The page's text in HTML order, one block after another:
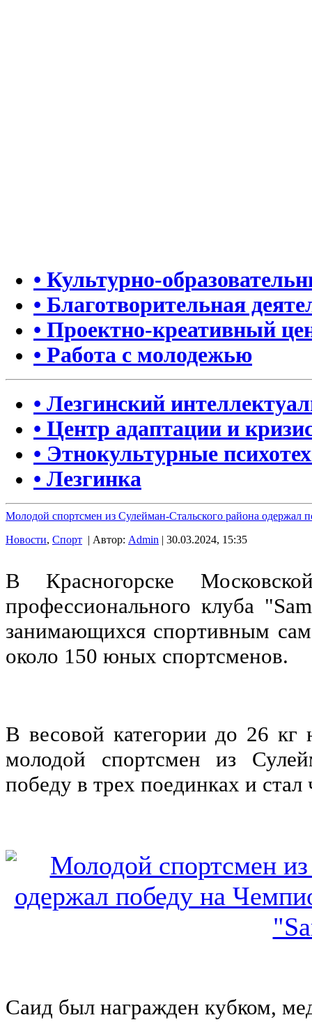
• Культурно-
• Благотворительная
• Проектно-креативный
• Работа с молодежью
• Лезгинский
• Центр адаптации и
• Этнокультурные
• Лезгинка
Молодой спортсмен из Сулейман-Стальского района одержал
Новости, Спорт | Автор: Admin | 30.03.2024, 15:35
В Красногорске
профессионального клуба
занимающихся спортивным
около 150 юных спортсменов.
В весовой категории до 26
молодой спортсмен из
победу в трех поединках и
Саид был награжден кубком,